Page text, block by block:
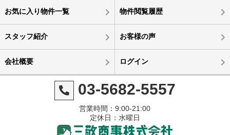
お気に入り物件一覧 物件閲覧履歴
スタッフ紹介 お客様の声
会社概要 ログイン
03-5682-5557
営業時間：9:00-21:00
定休日：水曜日